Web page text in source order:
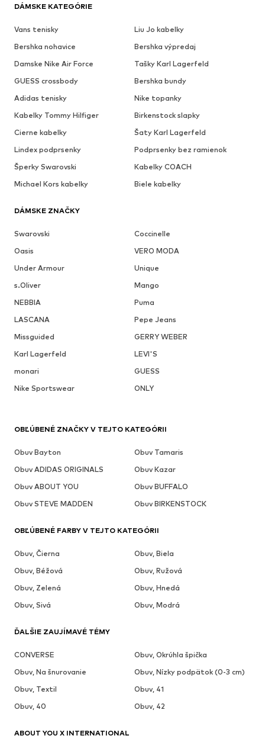
DÁMSKE KATEGÓRIE
Vans tenisky
Liu Jo kabelky
Bershka nohavice
Bershka výpredaj
Damske Nike Air Force
Tašky Karl Lagerfeld
GUESS crossbody
Bershka bundy
Adidas tenisky
Nike topanky
Kabelky Tommy Hilfiger
Birkenstock slapky
Cierne kabelky
Šaty Karl Lagerfeld
Lindex podprsenky
Podprsenky bez ramienok
Šperky Swarovski
Kabelky COACH
Michael Kors kabelky
Biele kabelky
DÁMSKE ZNAČKY
Swarovski
Coccinelle
Oasis
VERO MODA
Under Armour
Unique
s.Oliver
Mango
NEBBIA
Puma
LASCANA
Pepe Jeans
Missguided
GERRY WEBER
Karl Lagerfeld
LEVI'S
monari
GUESS
Nike Sportswear
ONLY
OBĽÚBENÉ ZNAČKY V TEJTO KATEGÓRII
Obuv Bayton
Obuv Tamaris
Obuv ADIDAS ORIGINALS
Obuv Kazar
Obuv ABOUT YOU
Obuv BUFFALO
Obuv STEVE MADDEN
Obuv BIRKENSTOCK
OBĽÚBENÉ FARBY V TEJTO KATEGÓRII
Obuv, Čierna
Obuv, Biela
Obuv, Béžová
Obuv, Ružová
Obuv, Zelená
Obuv, Hnedá
Obuv, Sivá
Obuv, Modrá
ĎALŠIE ZAUJÍMAVÉ TÉMY
CONVERSE
Obuv, Okrúhla špička
Obuv, Na šnurovanie
Obuv, Nízky podpätok (0-3 cm)
Obuv, Textil
Obuv, 41
Obuv, 40
Obuv, 42
ABOUT YOU X INTERNATIONAL